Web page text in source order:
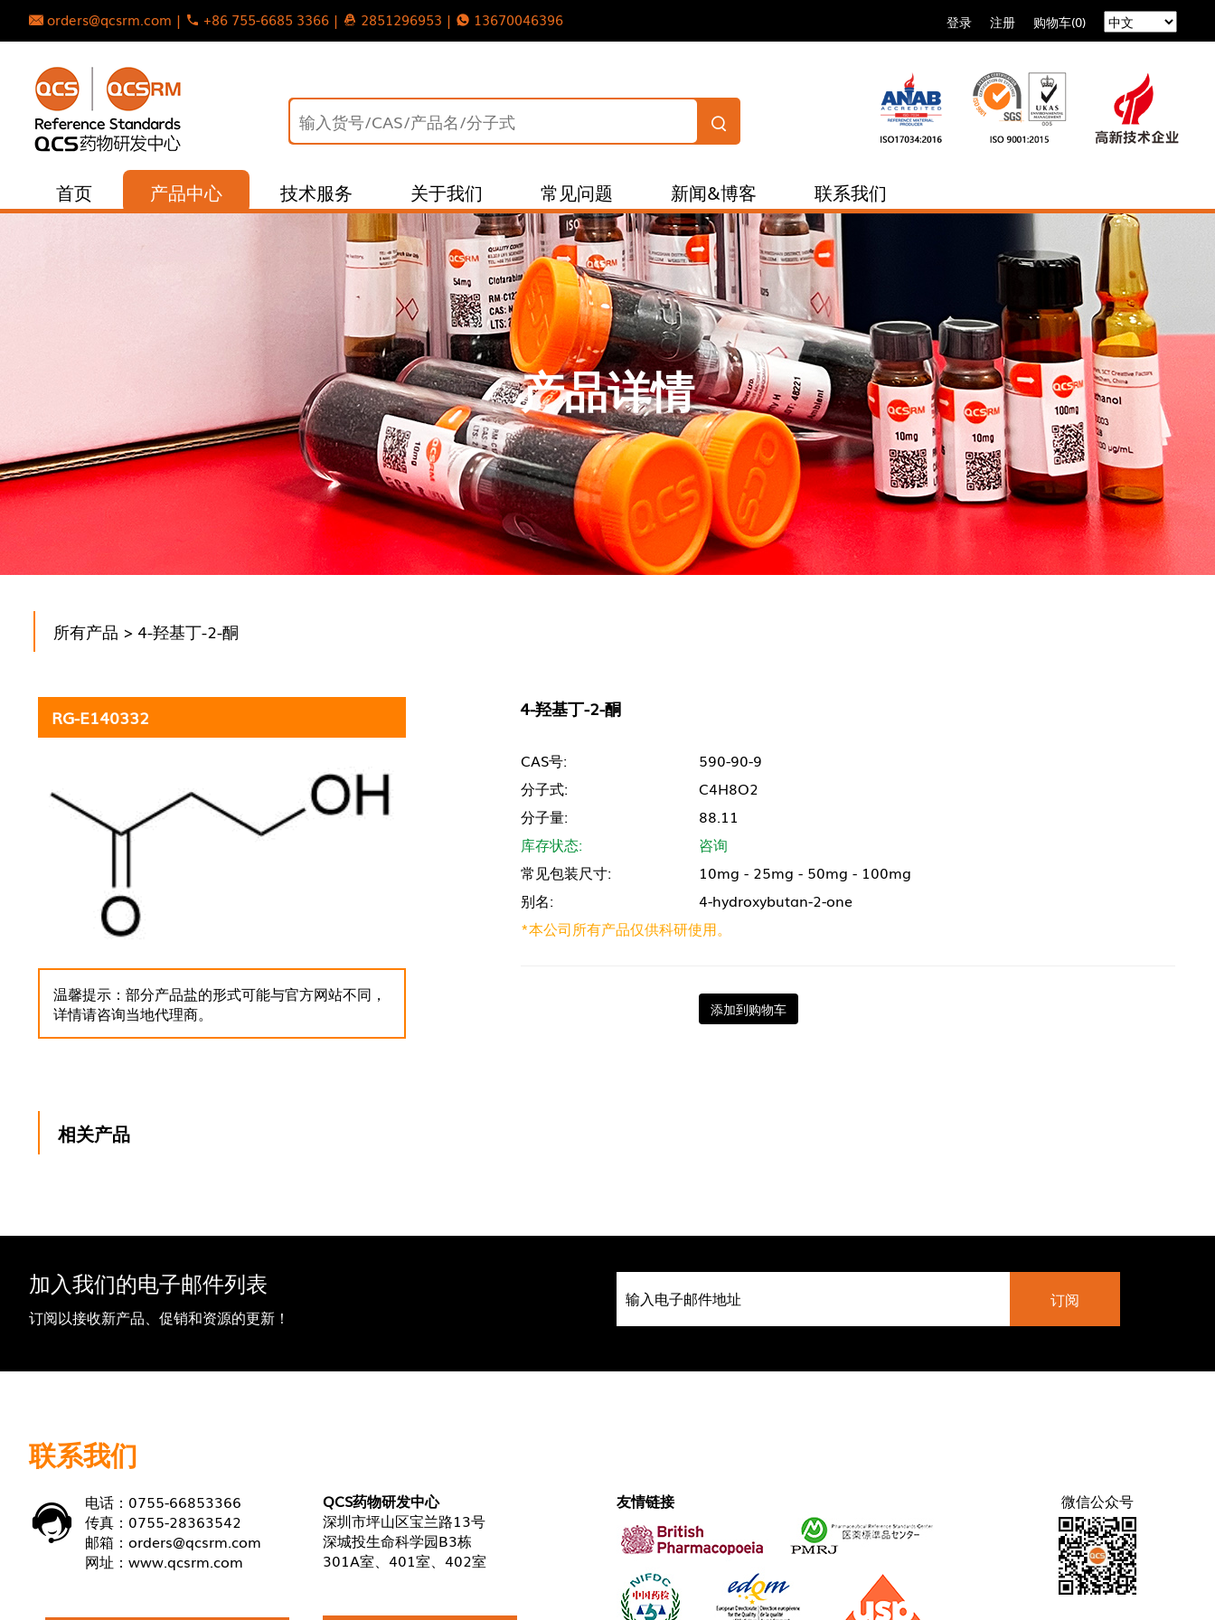
orders@qcsrm.com | +86 755-6685 3366 | 2851296953 | 13670046396 登录 注册 购物车(0)
首页 产品中心 技术服务 关于我们 常见问题 新闻&博客 联系我们
产品详情
所有产品 > 4-羟基丁-2-酮
RG-E140332
温馨提示：部分产品盐的形式可能与官方网站不同，
详情请咨询当地代理商。
4-羟基丁-2-酮
CAS号:
590-90-9
分子式:
C4H8O2
分子量:
88.11
库存状态:
咨询
常见包装尺寸:
10mg - 25mg - 50mg - 100mg
别名:
4-hydroxybutan-2-one
*本公司所有产品仅供科研使用。
添加到购物车
相关产品
加入我们的电子邮件列表
订阅以接收新产品、促销和资源的更新！
联系我们
电话：0755-66853366
传真：0755-28363542
邮箱： orders@qcsrm.com
网址： www.qcsrm.com
QCS药物研发中心
深圳市坪山区宝兰路13号
深城投生命科学园B3栋
301A室、401室、402室
友情链接 微信公众号